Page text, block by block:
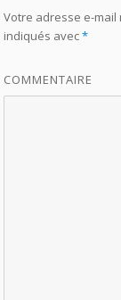
Votre adresse e-
indiqués avec*
COMMENTAIRE